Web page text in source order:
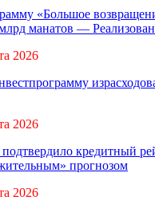
«Большое
манатов —
2026
2026
кредитный
прогнозом
2026